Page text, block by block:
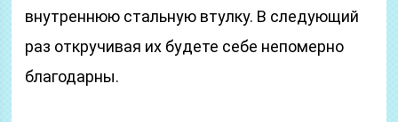
внутреннюю стальную втулку. В следующий
раз откручивая их будете себе непомерно
благодарны.